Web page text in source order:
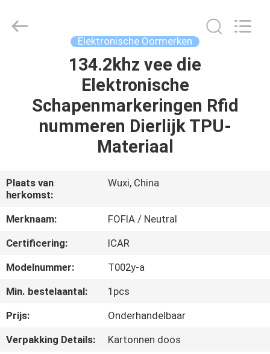
PRODUCTEN
ONGEVEER
ONS
FABRIEKSREIS
KWALITEITSCONTROLE
CONTACTEER
ONS
Elektronische Oormerken
134.2khz vee die
Elektronische
Schapenmarkeringen Rfid
nummeren Dierlijk TPU-
Materiaal
Plaats van
herkomst:
Wuxi, China
Merknaam:
FOFIA / Neutral
Certificering:
ICAR
Modelnummer:
T002y-a
Min. bestelaantal:
1pcs
Prijs:
Onderhandelbaar
Verpakking Details:
Kartonnen doos